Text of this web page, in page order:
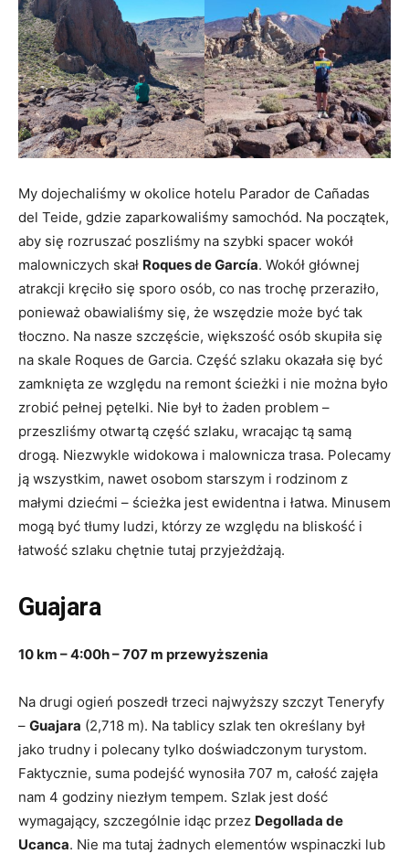
My dojechaliśmy w okolice hotelu Parador de Cañadas
del Teide, gdzie zaparkowaliśmy samochód. Na początek,
aby się rozruszać poszliśmy na szybki spacer wokół
malowniczych skał Roques de García. Wokół głównej
atrakcji kręciło się sporo osób, co nas trochę przeraziło,
ponieważ obawialiśmy się, że wszędzie może być tak
tłoczno. Na nasze szczęście, większość osób skupiła się
na skale Roques de Garcia. Część szlaku okazała się być
zamknięta ze względu na remont ścieżki i nie można było
zrobić pełnej pętelki. Nie był to żaden problem –
przeszliśmy otwartą część szlaku, wracając tą samą
drogą. Niezwykle widokowa i malownicza trasa. Polecamy
ją wszystkim, nawet osobom starszym i rodzinom z
małymi dziećmi – ścieżka jest ewidentna i łatwa. Minusem
mogą być tłumy ludzi, którzy ze względu na bliskość i
łatwość szlaku chętnie tutaj przyjeżdżają.
Guajara
10 km – 4:00h – 707 m przewyższenia
Na drugi ogień poszedł trzeci najwyższy szczyt Teneryfy
– Guajara (2,718 m). Na tablicy szlak ten określany był
jako trudny i polecany tylko doświadczonym turystom.
Faktycznie, suma podejść wynosiła 707 m, całość zajęła
nam 4 godziny niezłym tempem. Szlak jest dość
wymagający, szczególnie idąc przez Degollada de
Ucanca. Nie ma tutaj żadnych elementów wspinaczki lub